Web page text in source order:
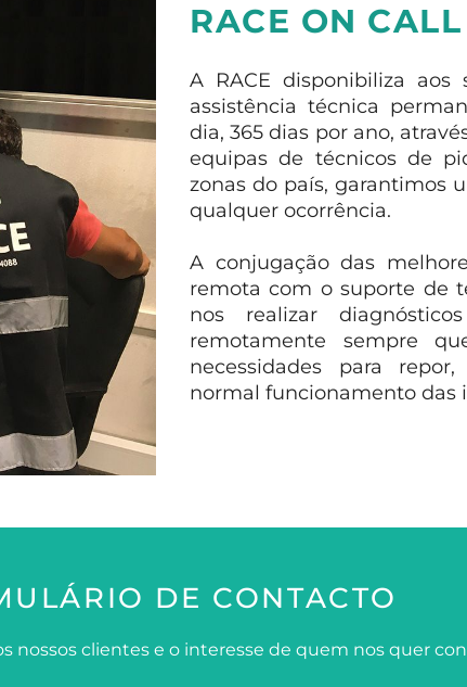
RACE ON
A RACE disponibiliza
assistência técnica
dia, 365 dias por ano,
equipas de técnicos de
zonas do país, garantimos
qualquer ocorrência.
A conjugação das
remota com o suporte de
nos realizar
remotamente sempre
necessidades para
normal funcionamento das
DE CONTACTO
nossos clientes e o interesse de quem nos quer